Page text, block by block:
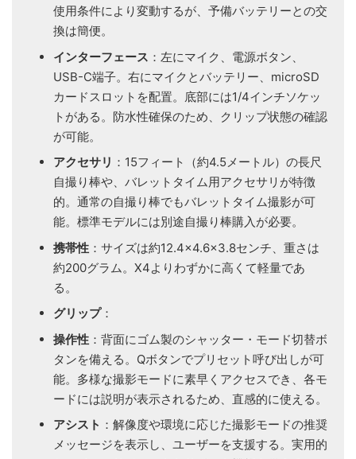
使用条件により変動するが、予備バッテリーとの交
換は簡便。
インターフェース ：左にマイク、電源ボタン、
USB-C端子。右にマイクとバッテリー、microSD
カードスロットを配置。底部には1/4インチソケッ
トがある。防水性確保のため、クリップ状態の確認
が可能。
アクセサリ ：15フィート（約4.5メートル）の長尺
自撮り棒や、バレットタイム用アクセサリが特徴
的。通常の自撮り棒でもバレットタイム撮影が可
能。標準モデルには別途自撮り棒購入が必要。
携帯性 ：サイズは約12.4×4.6×3.8センチ、重さは
約200グラム。X4よりわずかに高くて軽量であ
る。
グリップ：
操作性 ：背面にゴム製のシャッター・モード切替ボ
タンを備える。Qボタンでプリセット呼び出しが可
能。多様な撮影モードに素早くアクセスでき、各モ
ードには説明が表示されるため、直感的に使える。
アシスト ：解像度や環境に応じた撮影モードの推奨
メッセージを表示し、ユーザーを支援する。実用的